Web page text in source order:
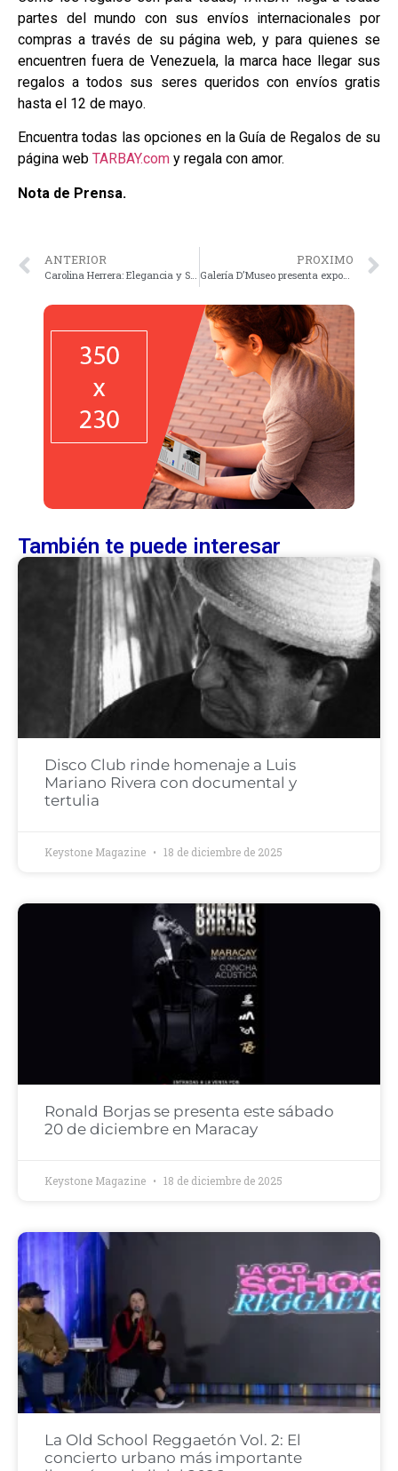
partes del mundo con sus envíos internacionales por
compras a través de su página web, y para quienes se
encuentren fuera de Venezuela, la marca hace llegar sus
regalos a todos sus seres queridos con envíos gratis
hasta el 12 de mayo.
Encuentra todas las opciones en la Guía de Regalos de su
página web TARBAY.com y regala con amor.
Nota de Prensa.
ANTERIOR PROXIMO
Galería D’Museo presenta exposición en homenaje a Sofía Imber en el Centro de Arte Los Galpones
También te puede interesar
Disco Club rinde homenaje a Luis
Mariano Rivera con documental y
tertulia
Keystone Magazine 18 de diciembre de 2025
Ronald Borjas se presenta este sábado
20 de diciembre en Maracay
Keystone Magazine 18 de diciembre de 2025
La Old School Reggaetón Vol. 2: El
concierto urbano más importante